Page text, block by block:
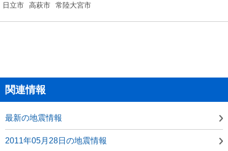
日立市 高萩市 常陸大宮市
関連情報
最新の地震情報
2011年05月28日の地震情報